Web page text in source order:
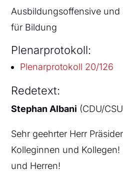
Ausbildungsoffensive und
für Bildung
Plenarprotokoll:
Plenarprotokoll 20/126
Redetext:
Stephan Albani (CDU/
Sehr geehrter Herr
Kolleginnen und Kollegen!
und Herren!